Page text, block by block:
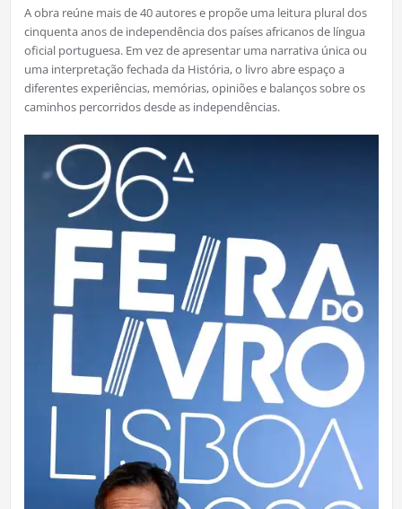
A obra reúne mais de 40 autores e propõe uma leitura plural dos
cinquenta anos de independência dos países africanos de língua
oficial portuguesa. Em vez de apresentar uma narrativa única ou
uma interpretação fechada da História, o livro abre espaço a
diferentes experiências, memórias, opiniões e balanços sobre os
caminhos percorridos desde as independências.